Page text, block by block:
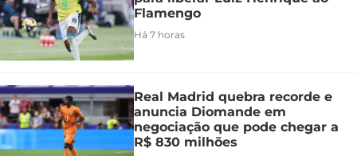
Flamengo
Há 7 horas
Real Madrid quebra recorde e
anuncia Diomande em
negociação que pode chegar a
R$ 830 milhões